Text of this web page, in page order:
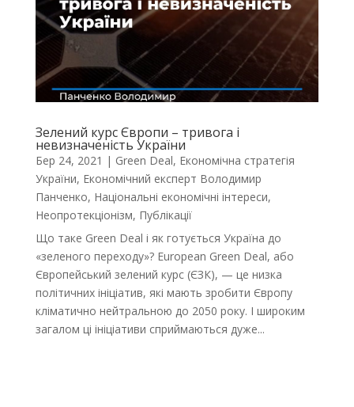
Зелений курс Європи – тривога і
невизначеність України
Бер 24, 2021 | Green Deal, Економічна стратегія
України, Економічний експерт Володимир
Панченко, Національні економічні інтереси,
Неопротекціонізм, Публікації
Що таке Green Deal і як готується Україна до
«зеленого переходу»? European Green Deal, або
Європейський зелений курс (ЄЗК), — це низка
політичних ініціатив, які мають зробити Європу
кліматично нейтральною до 2050 року. І широким
загалом ці ініціативи сприймаються дуже...